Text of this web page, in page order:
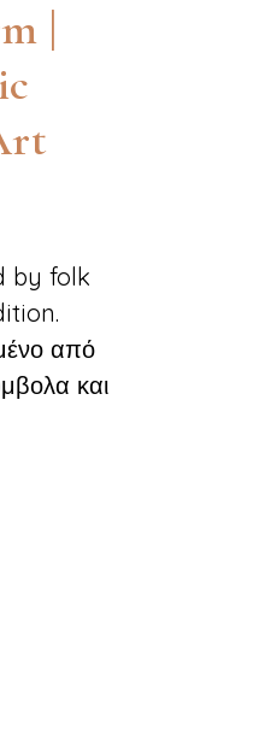
|
by folk
από
και